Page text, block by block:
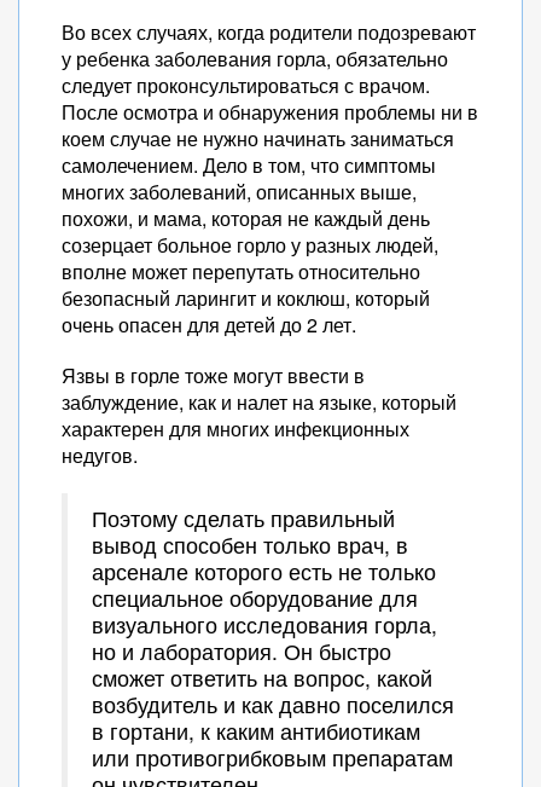
Во всех случаях, когда родители подозревают
у ребенка заболевания горла, обязательно
следует проконсультироваться с врачом.
После осмотра и обнаружения проблемы ни в
коем случае не нужно начинать заниматься
самолечением. Дело в том, что симптомы
многих заболеваний, описанных выше,
похожи, и мама, которая не каждый день
созерцает больное горло у разных людей,
вполне может перепутать относительно
безопасный ларингит и коклюш, который
очень опасен для детей до 2 лет.
Язвы в горле тоже могут ввести в
заблуждение, как и налет на языке, который
характерен для многих инфекционных
недугов.
Поэтому сделать правильный
вывод способен только врач, в
арсенале которого есть не только
специальное оборудование для
визуального исследования горла,
но и лаборатория. Он быстро
сможет ответить на вопрос, какой
возбудитель и как давно поселился
в гортани, к каким антибиотикам
или противогрибковым препаратам